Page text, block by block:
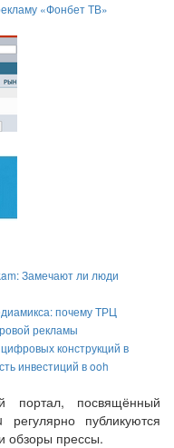
«Фонбет ТВ»
Замечают ли люди
почему ТРЦ
рекламы
конструкций в
инвестиций в ooh
портал, посвящённый
публикуются
обзоры прессы.